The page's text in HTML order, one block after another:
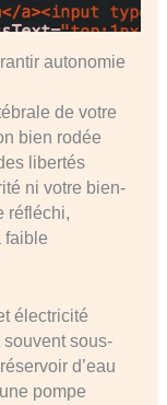
autonomie
de votre
bien rodée
libertés
ni votre bien-
réfléchi,
faible
électricité
souvent sous-
d’eau
pompe